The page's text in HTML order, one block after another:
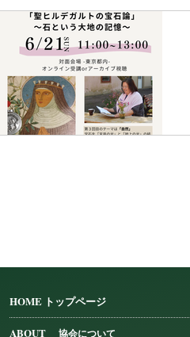
HOME トップページ
ABOUT 協会について